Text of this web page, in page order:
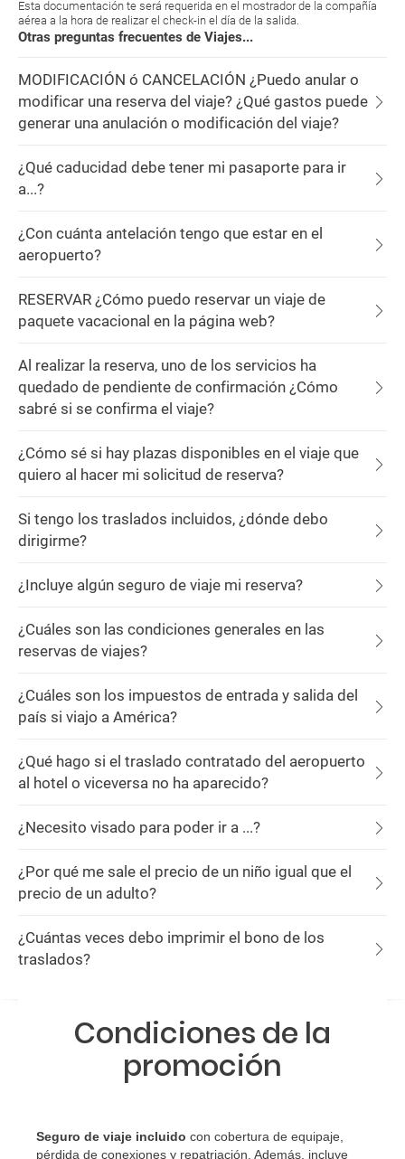
Esta documentación te será requerida en el mostrador de la compañía
aérea a la hora de realizar el check-in el día de la salida.
Otras preguntas frecuentes de Viajes...
MODIFICACIÓN ó CANCELACIÓN ¿Puedo anular o
modificar una reserva del viaje? ¿Qué gastos puede
generar una anulación o modificación del viaje?
¿Qué caducidad debe tener mi pasaporte para ir
a...?
¿Con cuánta antelación tengo que estar en el
aeropuerto?
RESERVAR ¿Cómo puedo reservar un viaje de
paquete vacacional en la página web?
Al realizar la reserva, uno de los servicios ha
quedado de pendiente de confirmación ¿Cómo
sabré si se confirma el viaje?
¿Cómo sé si hay plazas disponibles en el viaje que
quiero al hacer mi solicitud de reserva?
Si tengo los traslados incluidos, ¿dónde debo
dirigirme?
¿Incluye algún seguro de viaje mi reserva?
¿Cuáles son las condiciones generales en las
reservas de viajes?
¿Cuáles son los impuestos de entrada y salida del
país si viajo a América?
¿Qué hago si el traslado contratado del aeropuerto
al hotel o viceversa no ha aparecido?
¿Necesito visado para poder ir a ...?
¿Por qué me sale el precio de un niño igual que el
precio de un adulto?
¿Cuántas veces debo imprimir el bono de los
traslados?
Condiciones de la
promoción
Seguro de viaje incluido con cobertura de equipaje,
pérdida de conexiones y repatriación. Además, incluye